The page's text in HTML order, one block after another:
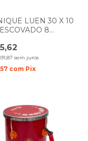
LUEN 30 X 10
8
sem juros
com Pix